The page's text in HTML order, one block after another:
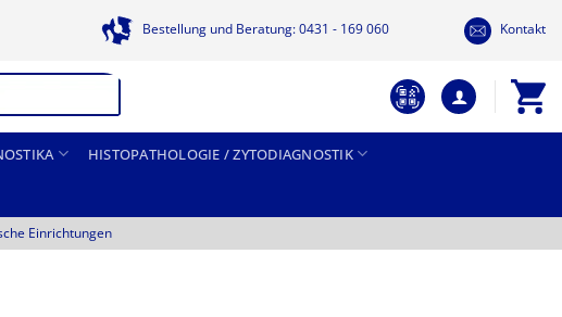
Bestellung und Beratung: 0431 - 169 060 Kontakt
HISTOPATHOLOGIE / ZYTODIAGNOSTIK
Einrichtungen